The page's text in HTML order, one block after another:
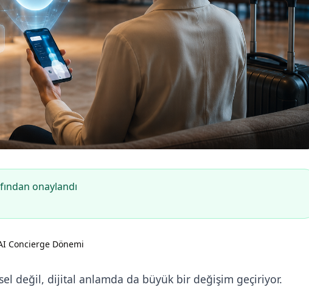
onaylandı
Concierge Dönemi
değil, dijital anlamda da büyük bir değişim geçiriyor.